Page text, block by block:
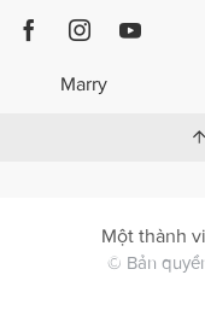
Marry
Một thành
© Bản